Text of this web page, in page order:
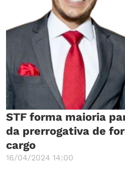
STF forma maioria
da prerrogativa de
cargo
16/04/2024 14:00